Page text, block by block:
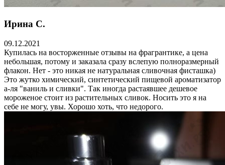
Ирина С.
09.12.2021
Купилась на восторженные отзывы на фрагрантике, а цена
небольшая, потому и заказала сразу вслепую полноразмерный
флакон. Нет - это никая не натуральная сливочная фисташка)
Это жутко химический, синтетический пищевой ароматизатор
а-ля "ваниль и сливки". Так иногда растаявшее дешевое
мороженое стоит из растительных сливок. Носить это я на
себе не могу, увы. Хорошо хоть, что недорого.